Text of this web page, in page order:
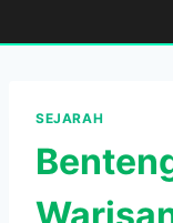
to
SEJARAH